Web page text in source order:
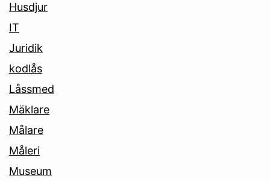
Husdjur
IT
Juridik
kodlås
Låssmed
Mäklare
Målare
Måleri
Museum